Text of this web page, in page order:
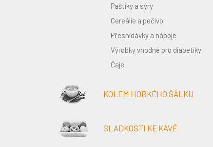
Paštiky a sýry
Cereálie a pečivo
Přesnídávky a nápoje
Výrobky vhodné pro diabetiky
Čaje
KOLEM HORKÉHO ŠÁLKU
SLADKOSTI KE KÁVĚ